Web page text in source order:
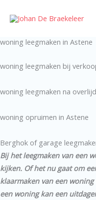
naar
inhoud
woning leegmaken in Astene
woning leegmaken bij
woning leegmaken na
woning opruimen in Astene
Berghok of garage
Bij het leegmaken van een
kijken. Of het nu gaat om
klaarmaken van een
een woning kan een